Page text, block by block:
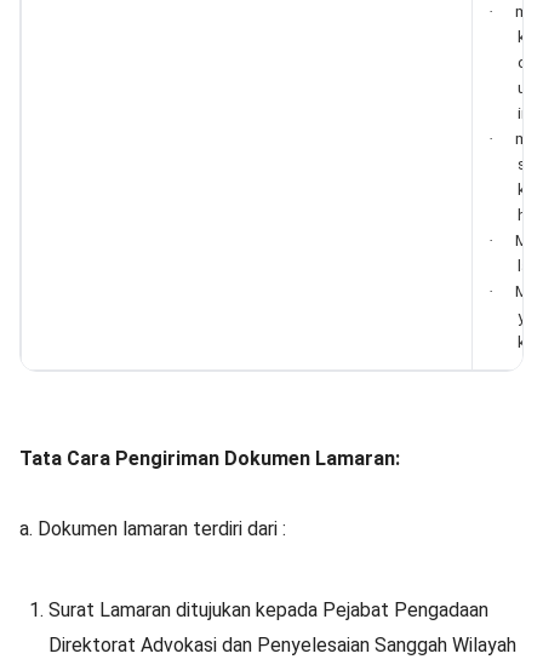
·
·
·
·
Tata Cara Pengiriman Dokumen Lamaran:
a. Dokumen lamaran terdiri dari :
Surat Lamaran ditujukan kepada Pejabat Pengadaan
Direktorat Advokasi dan Penyelesaian Sanggah Wilayah